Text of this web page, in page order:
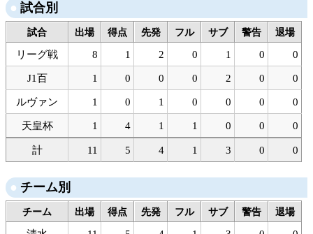
試合別
試合 出場 得点 先発 フル サブ 警告 退場
リーグ戦 8 1 2 0 1 0
0
J1百
1 0 0 0 2 0
0
ルヴァン
1 0 1 0 0 0
0
天皇杯
1 4 1 1 0 0 0
計 11 5 4 1 3 0 0
チーム別
チーム 出場 得点 先発 フル サブ 警告 退場